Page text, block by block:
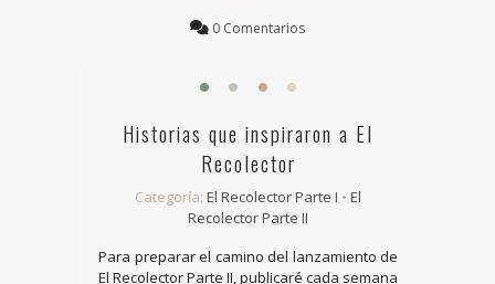
0 Comentarios
Historias que inspiraron a El
Recolector
Categoría: El Recolector Parte I • El
Recolector Parte II
Para preparar el camino del lanzamiento de
El Recolector Parte II, publicaré cada semana